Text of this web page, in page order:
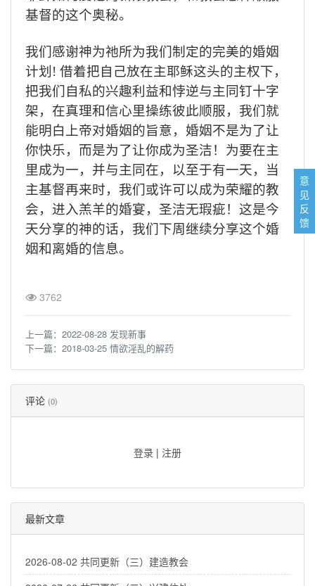
基督的这个奥秘。
我们感谢神为祂所为我们制定的完美的婚姻
计划 ! 借着把自己放在主耶稣这头的主权下，
把我们自私的兴趣利益和悖逆与主同钉十字
架，在真理和信心里操练彼此顺服，我们就
能明白上帝对婚姻的旨意，婚姻不是为了让
你快乐，而是为了让你成为圣洁！为要在主
里成为一，并与主同在，以至于有一天，当
主基督再来时，我们或许可以成为荣耀的教
会，进入羔羊的婚宴，圣洁无瑕疵！这是今
天分享的神的话，我们下周继续分享这个婚
姻和离婚的信息。
3762
上一篇： 2022-08-28 发现新事
下一篇： 2018-03-25 情欲淫乱的解药
评论 (0)
登录 | 注册
最新文章
2026-08-02 共同更新（三）建造教会
意
见
反
馈